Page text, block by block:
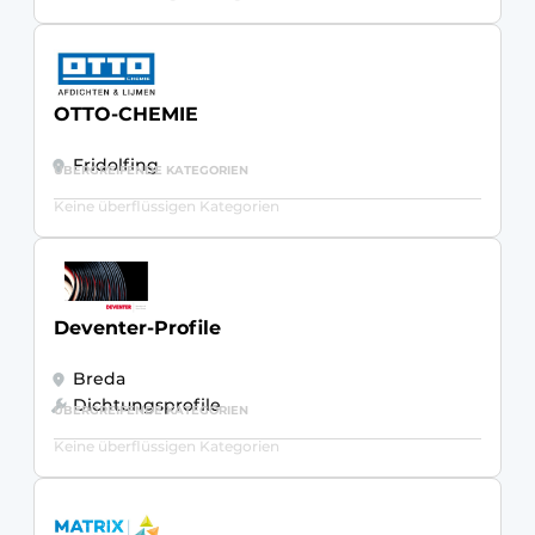
OTTO-CHEMIE
Fridolfing
ÜBERGREIFENDE KATEGORIEN
Keine überflüssigen Kategorien
Deventer-Profile
Breda
Dichtungsprofile
ÜBERGREIFENDE KATEGORIEN
Keine überflüssigen Kategorien